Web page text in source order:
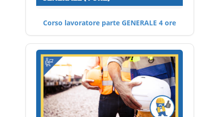
Corso lavoratore parte GENERALE 4 ore